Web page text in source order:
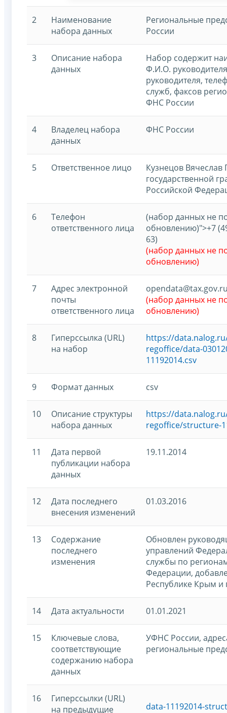
2
Наименование
набора данных
Региональные
России
3
Описание набора
данных
Набор содержит
Ф.И.О.
руководителя,
служб, факсов
ФНС России
4
Владелец набора
данных
ФНС России
5 Ответственное лицо
Кузнецов
государственной
Российской
6
Телефон
ответственного лица
(набор данных не
обновлению)">+7
63)
(набор данных не
обновлению)
7
Адрес электронной
почты
ответственного лица
(набор данных не
обновлению)
8
Гиперссылка (URL)
на набор
https://
regoffice/data-
11192014.csv
9 Формат данных csv
10
Описание структуры
набора данных
https://
regoffice/structure-
11
Дата первой
публикации набора
данных
19.11.2014
12
Дата последнего
внесения изменений
01.03.2016
13
Содержание
последнего
изменения
Обновлен
управлений
службы по
Федерации,
Республике Крым и
14 Дата актуальности 01.01.2021
15
Ключевые слова,
соответствующие
содержанию набора
данных
УФНС России,
региональные
16
Гиперссылки (URL)
на предыдущие
data-11192014-